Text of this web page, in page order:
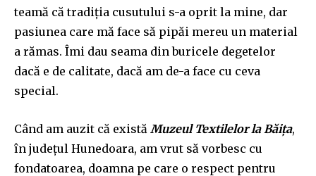
teamă că tradiția cusutului s-a oprit la mine, dar
pasiunea care mă face să pipăi mereu un material
a rămas. Îmi dau seama din buricele degetelor
dacă e de calitate, dacă am de-a face cu ceva
special.
Când am auzit că există Muzeul Textilelor la Băița,
în județul Hunedoara, am vrut să vorbesc cu
fondatoarea, doamna pe care o respect pentru